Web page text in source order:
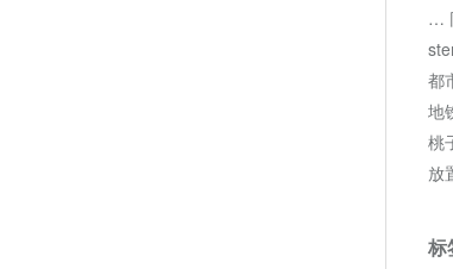
…
都
地
桃
放
标